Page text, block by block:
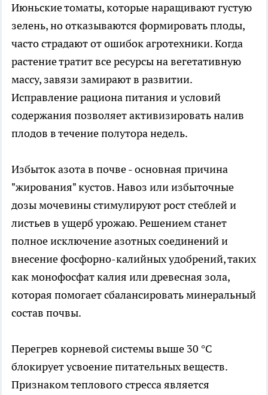
Июньские томаты, которые наращивают густую
зелень, но отказываются формировать плоды,
часто страдают от ошибок агротехники. Когда
растение тратит все ресурсы на вегетативную
массу, завязи замирают в развитии.
Исправление рациона питания и условий
содержания позволяет активизировать налив
плодов в течение полутора недель.
Избыток азота в почве - основная причина
"жирования" кустов. Навоз или избыточные
дозы мочевины стимулируют рост стеблей и
листьев в ущерб урожаю. Решением станет
полное исключение азотных соединений и
внесение фосфорно-калийных удобрений, таких
как монофосфат калия или древесная зола,
которая помогает сбалансировать минеральный
состав почвы.
Перегрев корневой системы выше 30 °C
блокирует усвоение питательных веществ.
Признаком теплового стресса является